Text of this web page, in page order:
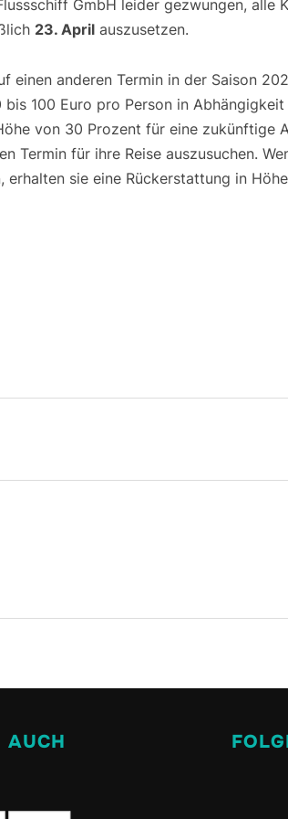
GmbH leider gezwungen, alle
23. April auszusetzen.
einen anderen Termin in der Saison
100 Euro pro Person in
von 30 Prozent für eine zukünftige
Termin für ihre Reise auszusuchen.
sie eine Rückerstattung in
AUCH